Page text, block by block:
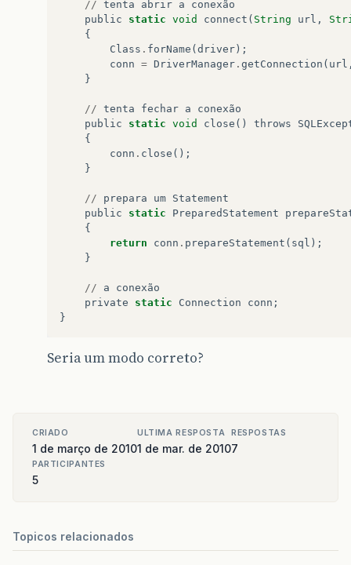
// tenta abrir a
conexão
public
static void connect ( String url ,
{
Class . forName ( driver );
conn = DriverManager . getConnection ( url
}
// tenta fechar a
conexão
public
static void close () throws
{
conn . close ();
}
// prepara um Statement
public
static PreparedStatement
{
return
conn . prepareStatement ( sql );
}
// a
conexão
private
static Connection conn ;
}
Seria um modo correto?
CRIADO
1 de março de 2010
ULTIMA RESPOSTA
1 de mar. de 2010
RESPOSTAS
7
PARTICIPANTES
5
Topicos relacionados